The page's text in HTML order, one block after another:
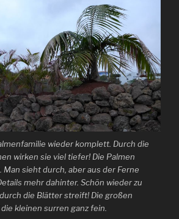
wieder komplett. Durch die
wirken sie viel tiefer! Die Palmen
Man sieht durch, aber aus der Ferne
mehr dahinter. Schön wieder zu
die Blätter streift! Die großen
kleinen surren ganz fein.